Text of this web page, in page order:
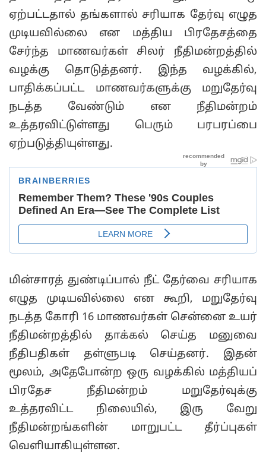
ஏற்பட்டதால் தங்களால் சரியாக தேர்வு எழுத
முடியவில்லை என மத்திய பிரதேசத்தை
சேர்ந்த மாணவர்கள் சிலர் நீதிமன்றத்தில்
வழக்கு தொடுத்தனர். இந்த வழக்கில்,
பாதிக்கப்பட்ட மாணவர்களுக்கு மறுதேர்வு
நடத்த வேண்டும் என நீதிமன்றம்
உத்தரவிட்டுள்ளது பெரும் பரபரப்பை
ஏற்படுத்தியுள்ளது.
மின்சாரத் துண்டிப்பால் நீட் தேர்வை சரியாக
எழுத முடியவில்லை என கூறி, மறுதேர்வு
நடத்த கோரி 16 மாணவர்கள் சென்னை உயர்
நீதிமன்றத்தில் தாக்கல் செய்த மனுவை
நீதிபதிகள் தள்ளுபடி செய்தனர். இதன்
மூலம், அதேபோன்ற ஒரு வழக்கில் மத்தியப்
பிரதேச நீதிமன்றம் மறுதேர்வுக்கு
உத்தரவிட்ட நிலையில், இரு வேறு
நீதிமன்றங்களின் மாறுபட்ட தீர்ப்புகள்
வெளியாகியுள்ளன.